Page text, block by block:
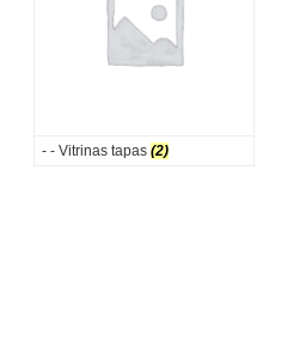
- - Vitrinas tapas (2)